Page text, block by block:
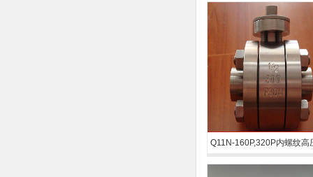
Q11N-160P,320P内螺纹高